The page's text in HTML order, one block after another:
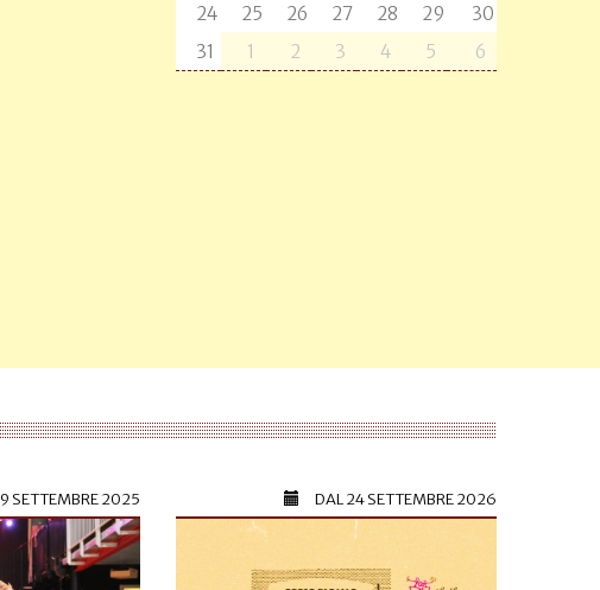
24
25 26 27 28 29
30
31
1 2 3 4 5 6
9 SETTEMBRE 2025 DAL24 SETTEMBRE 2026